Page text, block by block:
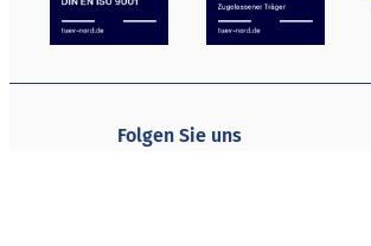
Folgen Sie uns